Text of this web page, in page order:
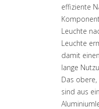
effiziente
Leuchte
Leuchte
damit
lange
Das
sind aus